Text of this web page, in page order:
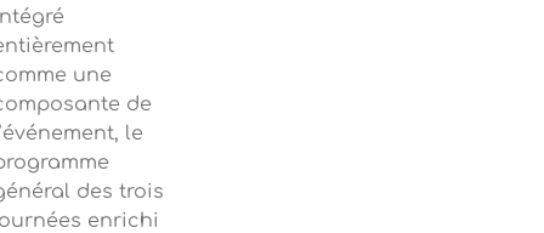
une
de
le
des trois
enrichi